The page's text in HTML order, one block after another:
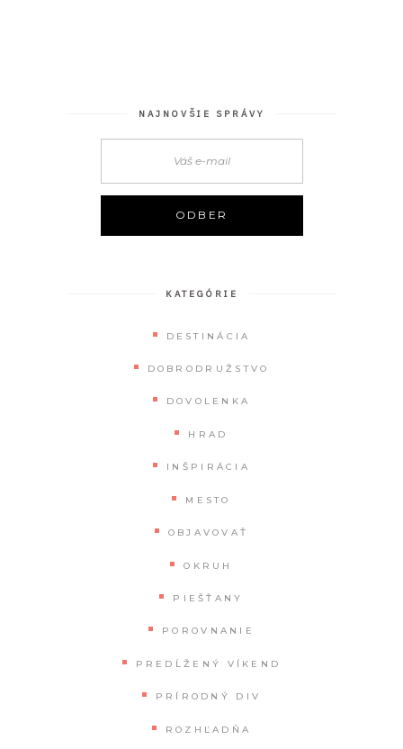
NAJNOVŠIE SPRÁVY
KATEGÓRIE
DESTINÁCIA
DOBRODRUŽSTVO
DOVOLENKA
HRAD
INŠPIRÁCIA
MESTO
OBJAVOVAŤ
OKRUH
PIEŠŤANY
POROVNANIE
PREDĹŽENÝ VÍKEND
PRÍRODNÝ DIV
ROZHĽADŇA